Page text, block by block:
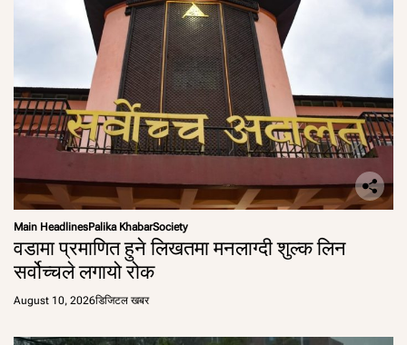
Main HeadlinesPalika KhabarSociety
वडामा प्रमाणित हुने लिखतमा मनलाग्दी शुल्क लिन
सर्वोच्चले लगायो रोक
August 10, 2026डिजिटल खबर